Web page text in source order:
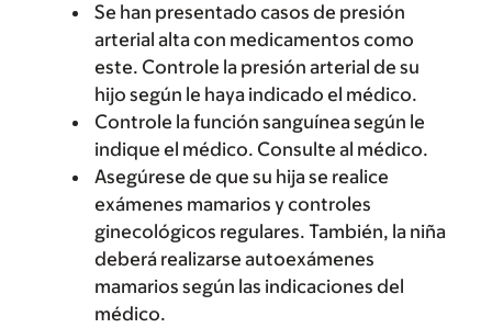
Se han presentado casos de presión
arterial alta con medicamentos como
este. Controle la presión arterial de su
hijo según le haya indicado el médico.
Controle la función sanguínea según le
indique el médico. Consulte al médico.
Asegúrese de que su hija se realice
exámenes mamarios y controles
ginecológicos regulares. También, la niña
deberá realizarse autoexámenes
mamarios según las indicaciones del
médico.